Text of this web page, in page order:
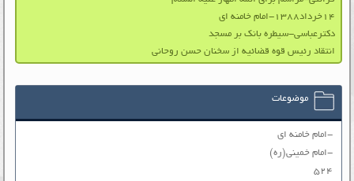
۱۴خرداد۱۳۸۸-امام خامنه ای
دکترعباسی-سیطره بانک بر مسجد
انتقاد رئیس قوه قضائیه از سخنان حسن روحانی
موضوعات
-امام خامنه ای
-امام خمینی(ره)
۵۲۴